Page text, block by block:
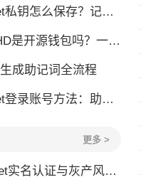
么保存？记住这几点就够了
开源钱包吗？一文说清楚
成助记词全流程
法：助记词私钥社交账号三种方式
更多 >
认证与灰产风险全解析